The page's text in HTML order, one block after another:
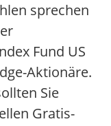
sprechen
Fund US
Aktionäre.
Sie
Gratis-